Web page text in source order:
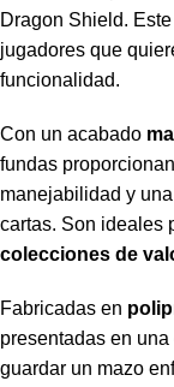
Dragon Shield.
jugadores que
funcionalidad.
Con un acabado
fundas
manejabilidad y una
cartas. Son ideales
colecciones de
Fabricadas en
presentadas en una
guardar un mazo